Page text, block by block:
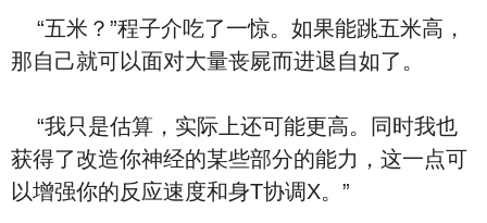
“五米？”程子介吃了一惊。如果能跳五米高，
那自己就可以面对大量丧屍而进退自如了。
“我只是估算，实际上还可能更高。同时我也
获得了改造你神经的某些部分的能力，这一点可
以增强你的反应速度和身T协调X。”